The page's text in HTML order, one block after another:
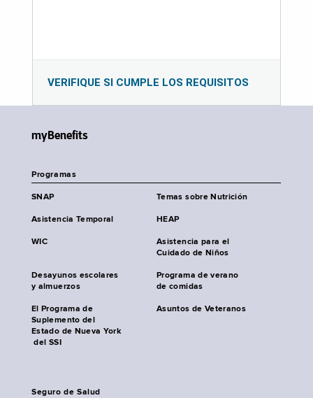
VERIFIQUE SI CUMPLE LOS REQUISITOS
myBenefits
Programas
SNAP Temas sobre Nutrición
Asistencia Temporal HEAP
WIC
Asistencia para el
Cuidado de Niños
Desayunos escolares
y almuerzos
Programa de verano
de comidas
El Programa de
Suplemento del
Estado de Nueva York
del SSI
Asuntos de Veteranos
Seguro de Salud